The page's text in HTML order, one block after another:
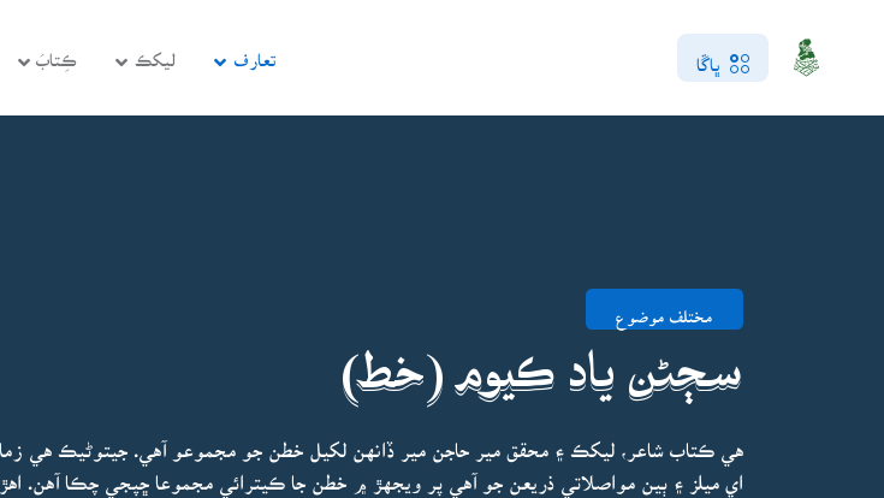
ڀاڱا تعارف ليکڪ ڪِتابَ
مختلف موضوع
سڄڻن ياد ڪيوم (خط)
هي ڪتاب شاعر، ليکڪ ۽ محقق مير حاجن مير ڏانهن لکيل خطن جو مجموعو آهي. جيتوڻيڪ هي
اي ميلز ۽ ٻين مواصلاتي ذريعن جو آهي پر ويجهڙ ۾ خطن جا ڪيترائي مجموعا ڇپجي چڪا آهن.